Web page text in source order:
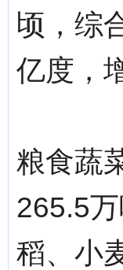
顷，综
亿度，
粮食蔬
265.5
稻、小